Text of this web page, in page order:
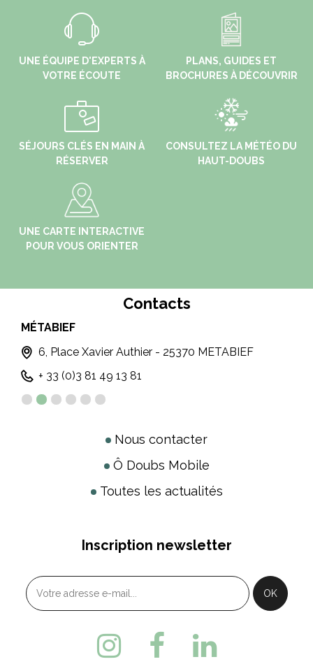
UNE ÉQUIPE D'EXPERTS À
VOTRE ÉCOUTE
PLANS, GUIDES ET
BROCHURES À DÉCOUVRIR
SÉJOURS CLÉS EN MAIN À
RÉSERVER
CONSULTEZ LA MÉTÉO DU
HAUT-DOUBS
UNE CARTE INTERACTIVE
POUR VOUS ORIENTER
Contacts
MÉTABIEF
6, Place Xavier Authier - 25370 METABIEF
+ 33 (0)3 81 49 13 81
Nous contacter
Ô Doubs Mobile
Toutes les actualités
Inscription newsletter